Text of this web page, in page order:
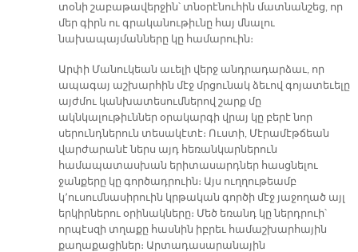
տօնի շաբաթավերջին՝ տնօրէնուհին մատնանշեց, որ
մեր գիրն ու գրականութիւնը հայ մնալու
նախապայմանները կը համարուին։
Արփի Մանուկեան աւելի վերջ անդրադարձաւ, որ
ապագայ աշխարհին մէջ մրցունակ ձեւով գոյատեւելը
այժմու կանխատեսումներով շարք մը
ակնկալութիւններ օրակարգի վրայ կը բերէ նոր
սերունդներուն տեսակէտէ։ Ուստի, Մէրամէթճեան
վարժարանէ ներս այդ հեռանկարներուն
համապատասխան երիտասարդներ հասցնելու
ջանքերը կը գործադրուին։ Այս ուղղութեամբ
կ՚ուսումնասիրուին կրթական գործի մէջ յաջողած այլ
երկիրներու օրինակները։ Մեծ եռանդ կը ներդրուի՝
որպէսզի տղաքը հասնին իբրեւ համաշխարհային
քաղաքացիներ։ Արտադասարանային